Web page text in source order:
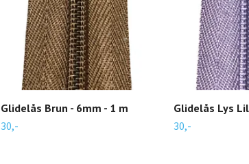
Glidelås Brun - 6mm - 1 m
30,-
Glidelås Lys
30,-